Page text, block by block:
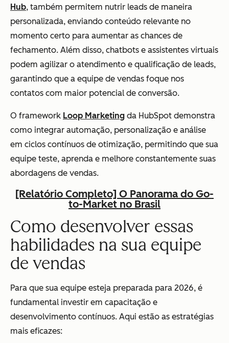
Hub, também permitem nutrir leads de maneira
personalizada, enviando conteúdo relevante no
momento certo para aumentar as chances de
fechamento. Além disso, chatbots e assistentes virtuais
podem agilizar o atendimento e qualificação de leads,
garantindo que a equipe de vendas foque nos
contatos com maior potencial de conversão.
O framework Loop Marketing da HubSpot demonstra
como integrar automação, personalização e análise
em ciclos contínuos de otimização, permitindo que sua
equipe teste, aprenda e melhore constantemente suas
abordagens de vendas.
[Relatório Completo] O Panorama do Go-
to-Market no Brasil
Como desenvolver essas
habilidades na sua equipe
de vendas
Para que sua equipe esteja preparada para 2026, é
fundamental investir em capacitação e
desenvolvimento contínuos. Aqui estão as estratégias
mais eficazes: